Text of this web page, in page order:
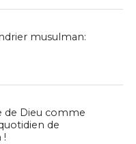
musulman:
de Dieu comme
de
!